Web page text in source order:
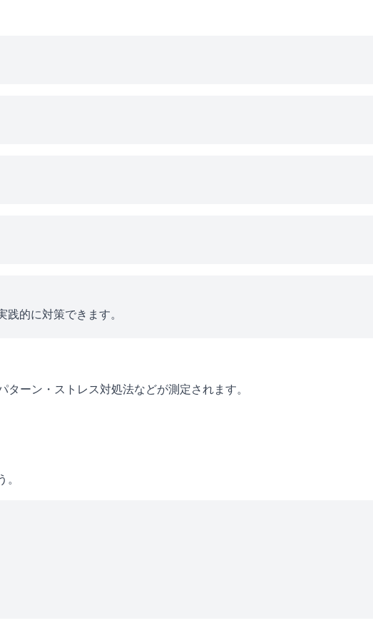
的に対策できます。
ーン・ストレス対処法などが測定されます。